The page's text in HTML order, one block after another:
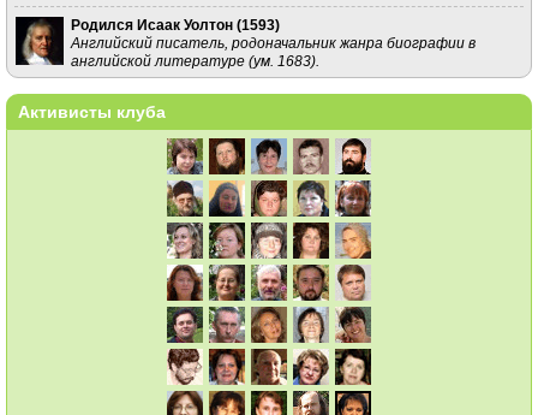
Родился Исаак Уолтон (1593)
Английский писатель, родоначальник жанра биографии в
английской литературе (ум. 1683).
Активисты клуба